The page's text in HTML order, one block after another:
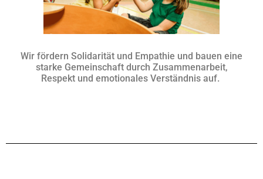
Wir fördern Solidarität und Empathie und bauen eine
starke Gemeinschaft durch Zusammenarbeit,
Respekt und emotionales Verständnis auf.